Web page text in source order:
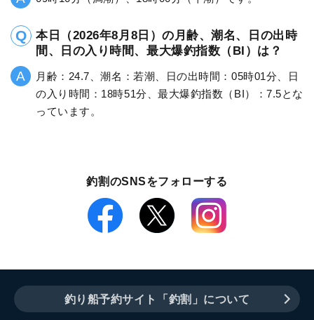
本日（2026年8月8日）の月齢、潮名、日の出時
間、日の入り時間、最大爆釣指数（BI）は？
月齢：24.7、潮名：若潮、日の出時間：05時01分、日
の入り時間：18時51分、最大爆釣指数（BI）：7.5とな
っています。
釣割のSNSをフォローする
釣り船予約サイト「釣割」について